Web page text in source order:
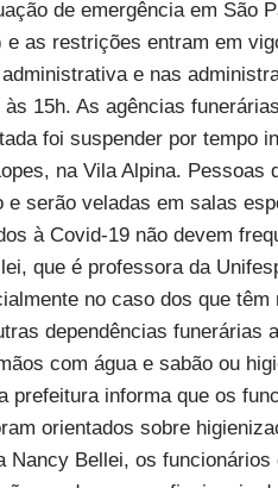
de emergência em São
as restrições entram em
e nas
15h. As agências
foi suspender por tempo
na Vila Alpina. Pessoas
serão veladas em salas
à Covid-19 não devem
que é professora da
no caso dos que
dependências funerárias
com água e sabão ou
prefeitura informa que os
orientados sobre
Nancy Bellei, os